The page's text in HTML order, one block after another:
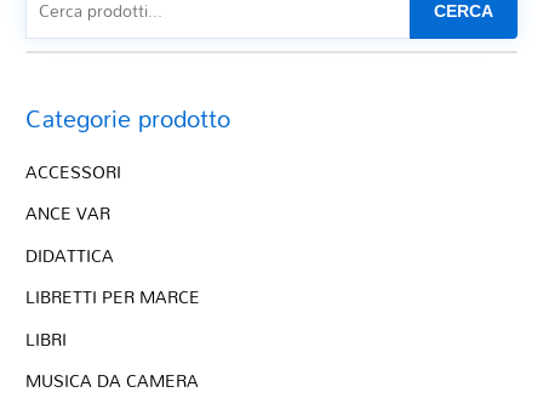
CERCA
Categorie prodotto
ACCESSORI
ANCE VAR
DIDATTICA
LIBRETTI PER MARCE
LIBRI
MUSICA DA CAMERA